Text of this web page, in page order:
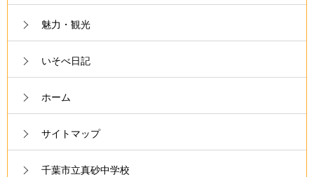
魅力・観光
いそべ日記
ホーム
サイトマップ
千葉市立真砂中学校